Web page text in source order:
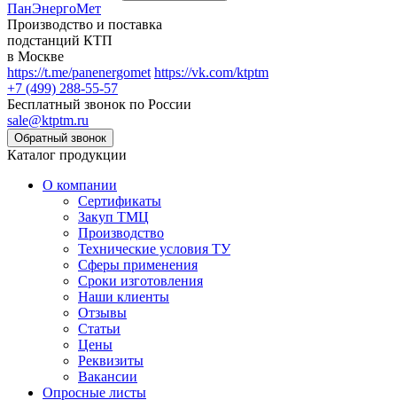
ПанЭнергоМет
Производство и поставка
подстанций КТП
в Москве
https://t.me/panenergomet https://vk.com/ktptm
+7 (499) 288-55-57
Бесплатный звонок по России
sale@ktptm.ru
Каталог продукции
О компании
Сертификаты
Закуп ТМЦ
Производство
Технические условия ТУ
Сферы применения
Сроки изготовления
Наши клиенты
Отзывы
Статьи
Цены
Реквизиты
Вакансии
Опросные листы